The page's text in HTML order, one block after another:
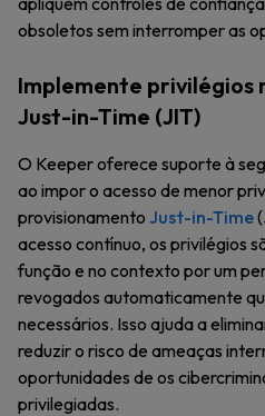
obsoletos sem interromper as
Implemente privilégios
Just-in-Time (JIT)
O Keeper oferece suporte à
ao impor o acesso de menor
provisionamento Just-in-Time
acesso contínuo, os privilégios
função e no contexto por um
revogados automaticamente
necessários. Isso ajuda a
reduzir o risco de ameaças
oportunidades de os
privilegiadas.